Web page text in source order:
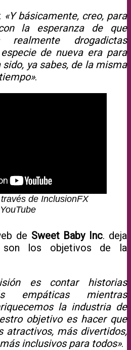
«Y básicamente, creo, para
la esperanza de que
realmente drogadictas
de nueva era para
ya sabes, de la misma
.
de InclusionFX
YouTube
de Sweet Baby Inc. deja
son los objetivos de la
es contar historias
empáticas mientras
la industria de
objetivo es hacer que
atractivos, más divertidos,
inclusivos para todos».